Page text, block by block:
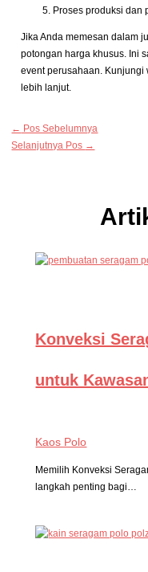
Proses produksi dan
Jika Anda memesan dalam
potongan harga khusus. Ini
event perusahaan. Kunjungi
lebih lanjut.
← Pos Sebelumnya
Selanjutnya Pos →
Konveksi
untuk
Kaos Polo
Memilih Konveksi
langkah penting bagi…